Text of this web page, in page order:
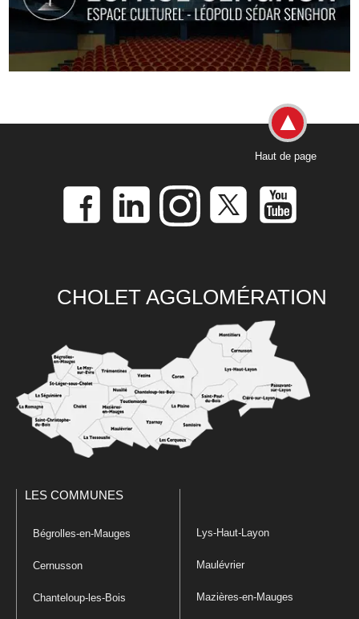
Haut de page
CHOLET AGGLOMÉRATION
LES COMMUNES
Bégrolles-en-Mauges
Cernusson
Chanteloup-les-Bois
Lys-Haut-Layon
Maulévrier
Mazières-en-Mauges